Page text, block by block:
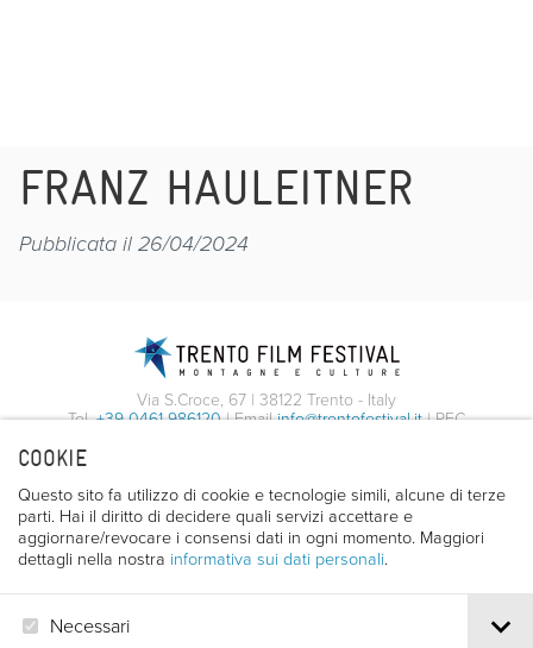
COOKIE
Questo sito fa utilizzo di cookie e tecnologie simili, alcune di terze
parti. Hai il diritto di decidere quali servizi accettare e
aggiornare/revocare i consensi dati in ogni momento. Maggiori
dettagli nella nostra informativa sui dati personali.
Necessari
FRANZ HAULEITNER
Pubblicata il 26/04/2024
Via S.Croce, 67 | 38122 Trento - Italy
Tel.+39 0461 986120| Emailinfo@trentofestival.it| PEC